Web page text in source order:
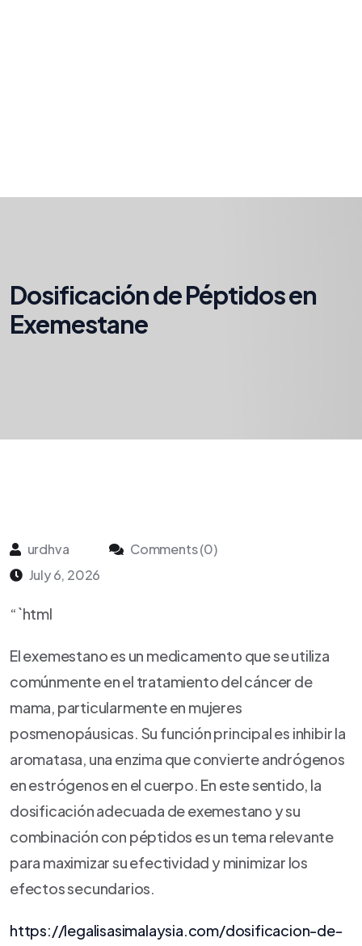
Dosificación de Péptidos en
Exemestane
urdhva
Comments (0)
July 6, 2026
“`html
El exemestano es un medicamento que se utiliza
comúnmente en el tratamiento del cáncer de
mama, particularmente en mujeres
posmenopáusicas. Su función principal es inhibir la
aromatasa, una enzima que convierte andrógenos
en estrógenos en el cuerpo. En este sentido, la
dosificación adecuada de exemestano y su
combinación con péptidos es un tema relevante
para maximizar su efectividad y minimizar los
efectos secundarios.
https://legalisasimalaysia.com/dosificacion-de-